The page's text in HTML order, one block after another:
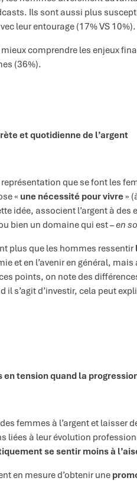
Ils sont aussi plus
leur entourage (17% VS 10%).
mieux comprendre les enjeux
(36%).
et quotidienne de l’argent
que se font les
« une nécessité pour vivre»
idée, associent l’argent à
bien un domaine qui est– en
plus que les hommes ressentir
et en l’avenir en général,
points, on note des
il s’agit d’investir, cela peut
en tension quand la
femmes à l’argent et laisser
liées à leur évolution
se sentir moins à
en mesure d’obtenir une